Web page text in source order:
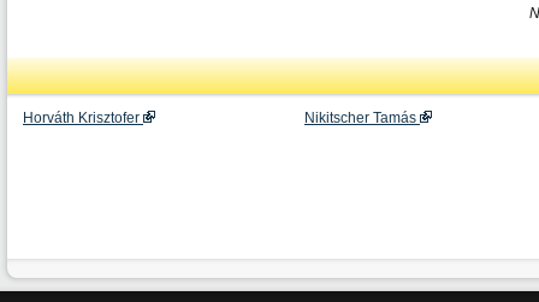
Horváth Krisztofer Nikitscher Tamás